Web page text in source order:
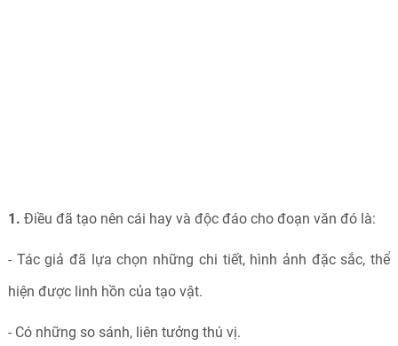
1. Điều đã tạo nên cái hay và độc đáo cho đoạn văn đó là:
- Tác giả đã lựa chọn những chi tiết, hình ảnh đặc sắc, thể
hiện được linh hồn của tạo vật.
- Có những so sánh, liên tưởng thú vị.